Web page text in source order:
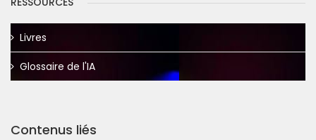
Livres
Glossaire de l'IA
Contenus liés